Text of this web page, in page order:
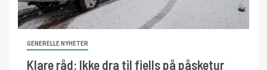
GENERELLE NYHETER
Klare råd: Ikke dra til fjells på påsketur